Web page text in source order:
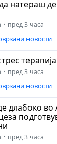
натераш
пред 3 часа
новости
терапија
пред 3 часа
новости
длабоко во
пред 3 часа